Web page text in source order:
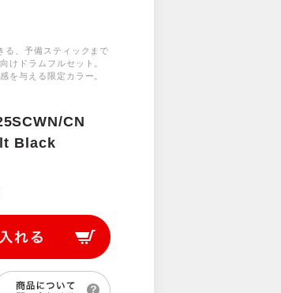
る、予備スティックまで
けドラムフルセット。
を与える限定カラー。
CN
Black